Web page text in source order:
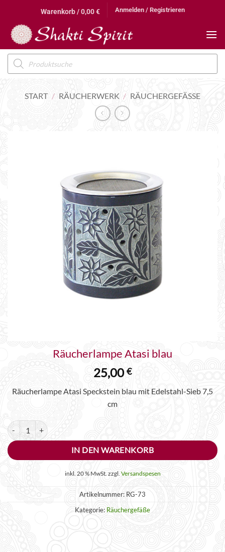
springen
Warenkorb /0,00€ Anmelden / Registrieren
Products
search
START / RÄUCHERWERK / RÄUCHERGEFÄSSE
Räucherlampe Atasi blau
25,00€
Räucherlampe Atasi Speckstein blau mit Edelstahl-Sieb 7,5
cm
Räucherlampe Atasi blau Menge
IN DEN WARENKORB
inkl. 20 % MwSt. zzgl. Versandspesen
Artikelnummer: RG-73
Kategorie: Räuchergefäße